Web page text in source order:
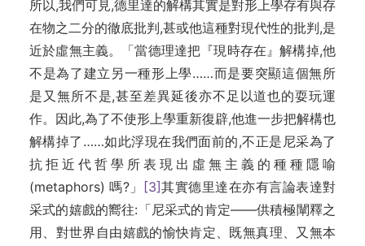
所以,我們可見,德里達的解構其實是對形上學存有與存
在物之二分的徹底批判,甚或他這種對現代性的批判,是
近於虛無主義。「當德理達把『現時存在』解構掉,他
不是為了建立另一種形上學……而是要突顯這個無所
是又無所不是,甚至差異延後亦不足以道也的耍玩運
作。因此,為了不使形上學重新復辟,他進一步把解構也
解構掉了……如此浮現在我們面前的,不正是尼采為了
抗拒近代哲學所表現出虛無主義的種種隱喻
(metaphors) 嗎?」
[3]其實德里達在亦有言論表達對
采式的嬉戲的嚮往:「尼采式的肯定——供積極闡釋之
用、對世界自由嬉戲的愉快肯定、既無真理、又無本